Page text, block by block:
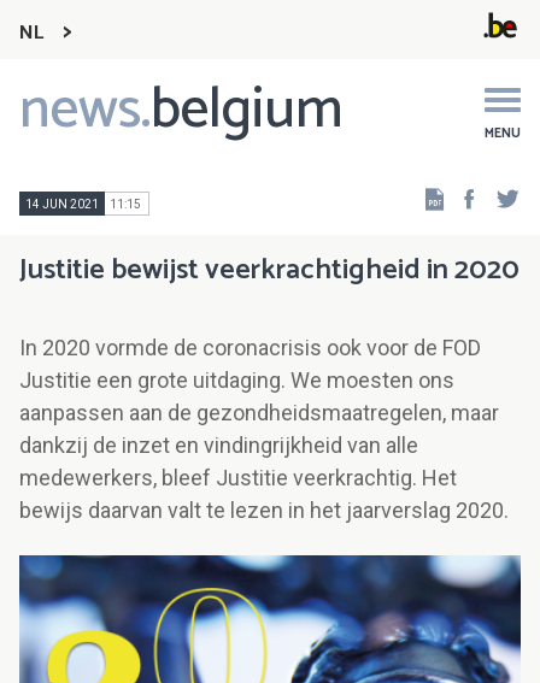
NL
news.belgium MENU
Main
navigation
14 JUN 2021 11:15
Justitie bewijst veerkrachtigheid in 2020
In 2020 vormde de coronacrisis ook voor de FOD
Justitie een grote uitdaging. We moesten ons
aanpassen aan de gezondheidsmaatregelen, maar
dankzij de inzet en vindingrijkheid van alle
medewerkers, bleef Justitie veerkrachtig. Het
bewijs daarvan valt te lezen in het jaarverslag 2020.